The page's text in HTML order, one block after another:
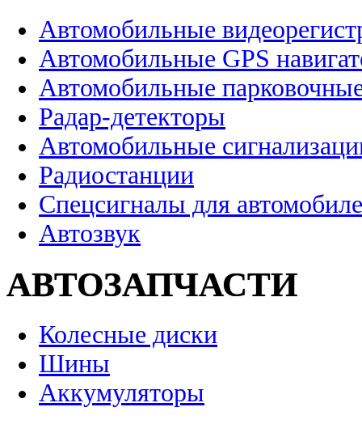
Автомобильные
Автомобильные GPS
Автомобильные
Радар-детекторы
Автомобильные
Радиостанции
Спецсигналы для
Автозвук
АВТОЗАПЧАСТИ
Колесные диски
Шины
Аккумуляторы